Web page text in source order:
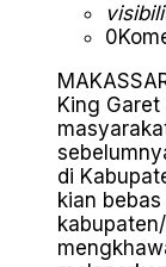
0
King
di
kian